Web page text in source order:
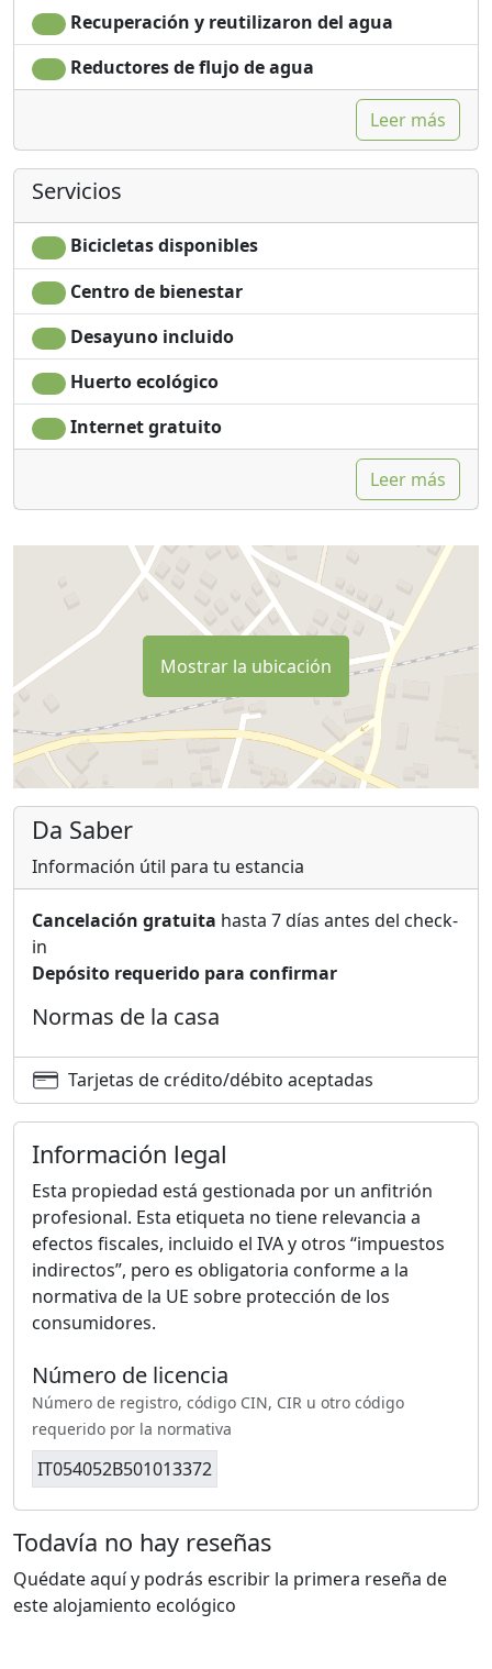
Recuperación y reutilizaron del agua
Reductores de flujo de agua
Leer más
Servicios
Bicicletas disponibles
Centro de bienestar
Desayuno incluido
Huerto ecológico
Internet gratuito
Leer más
Mostrar la ubicación
Da Saber
Información útil para tu estancia
Cancelación gratuita hasta 7 días antes del check-
in
Depósito requerido para confirmar
Normas de la casa
Tarjetas de crédito/débito aceptadas
Información legal
Esta propiedad está gestionada por un anfitrión
profesional. Esta etiqueta no tiene relevancia a
efectos fiscales, incluido el IVA y otros “impuestos
indirectos”, pero es obligatoria conforme a la
normativa de la UE sobre protección de los
consumidores.
Número de licencia
Número de registro, código CIN, CIR u otro código
requerido por la normativa
IT054052B501013372
Todavía no hay reseñas
Quédate aquí y podrás escribir la primera reseña de
este alojamiento ecológico